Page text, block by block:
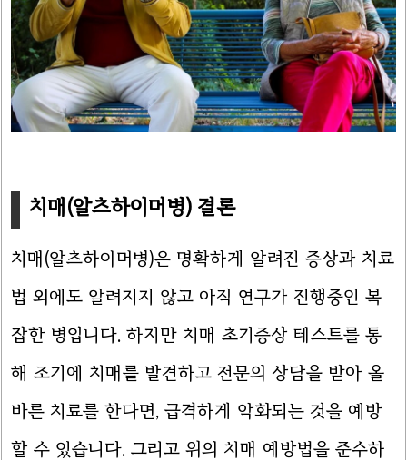
치매(알츠하이머병) 결론
치매(알츠하이머병)은 명확하게 알려진 증상과 치료
법 외에도 알려지지 않고 아직 연구가 진행중인 복
잡한 병입니다. 하지만 치매 초기증상 테스트를 통
해 조기에 치매를 발견하고 전문의 상담을 받아 올
바른 치료를 한다면, 급격하게 악화되는 것을 예방
할 수 있습니다. 그리고 위의 치매 예방법을 준수하